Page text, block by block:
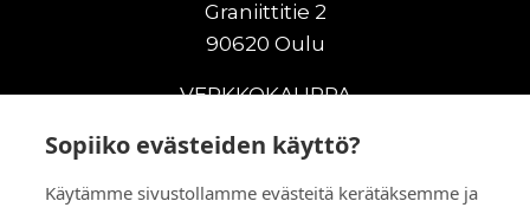
Sopiiko evästeiden käyttö?
Käytämme sivustollamme evästeitä kerätäksemme ja
Graniittitie 2
90620 Oulu
VERKKOKAUPPA
Uudet maanrakennuskoneet